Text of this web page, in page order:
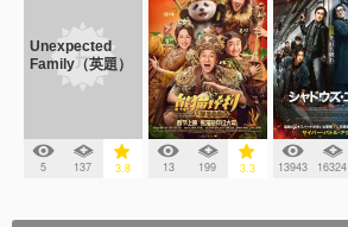
Unexpected
Family（英題）
5 137 3.8 13 199 3.3 13943 16324